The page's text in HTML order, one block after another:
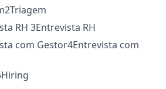
2Triagem
RH 3Entrevista RH
com Gestor4Entrevista com
Hiring